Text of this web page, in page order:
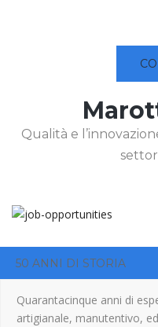
Qualità e
50 ANNI DI STORIA
Quarantacinque anni di
artigianale, manutentivo,